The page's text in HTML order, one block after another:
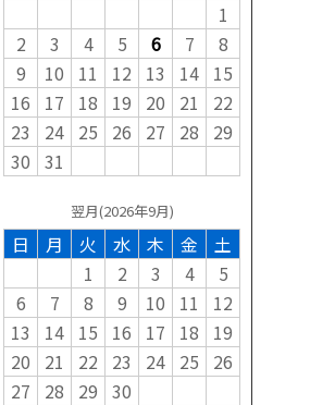
1
2
3 4 5 6 7
8
9
10 11 12 13 14 15
16
17 18 19 20 21
22
23
24 25 26 27 28
29
30 31
翌月(2026年9月)
日 月 火 水 木 金
土
1
2 3 4
5
6
7 8 9 10 11
12
13
14 15 16 17 18
19
20
21 22 23 24 25
26
27
28 29 30